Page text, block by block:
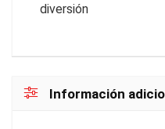
diversión
Información